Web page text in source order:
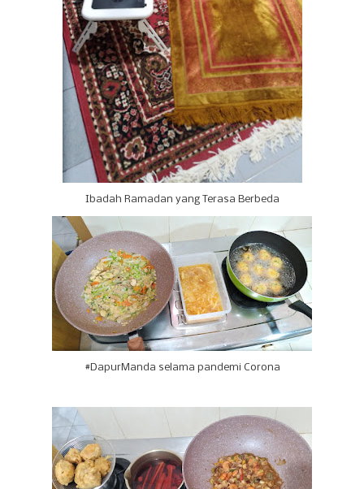
Ibadah Ramadan yang Terasa Berbeda
#DapurManda selama pandemi Corona